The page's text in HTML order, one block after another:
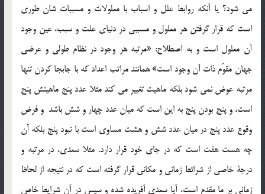
مي شود؟ يا آنكه روابط علل و اسباب با معلولات و مسببات شان طوري
است كه قرار گرفتن هر معلول و مسببي در دنياي علت و سبب، عين وجود
آن معلول است و به اصطلاح: «مرتبه هر وجود در نظام طولي و عرضي
جهان مقوّم ذات آن وجود است» همانند مراتب اعداد كه با جابجا كردن تنها
مرتبه عوض نمي شود بلكه ماهيت تغيير مي كند مثلا عدد پنج ماهيتش پنج
است، و پنج بودن پنج به اين است كه ميان عدد چهار و شش باشد و فرض
وقوع عدد پنج در ميان عدد شش و هشت مساوي است با نبود پنج بلكه آن
چه هست هفت است كه در جاي خود قرار دارد. مثلا سعدي، در مرتبه و
درجة خاصي از شرائط زماني و مكاني قرار گرفته است كه در نتيجه از لحاظ
زماني بر ما مقدم است، آيا سعدي آفريده شده و سپس در آن شرايط خاص